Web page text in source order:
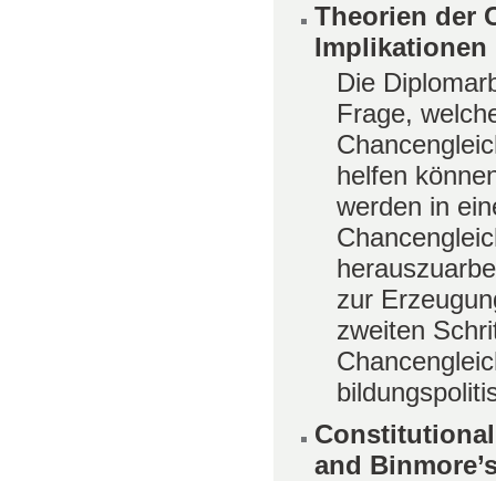
Theorien der
Implikationen
Die
Frage,
helfen
werden in
zur
zweiten
and